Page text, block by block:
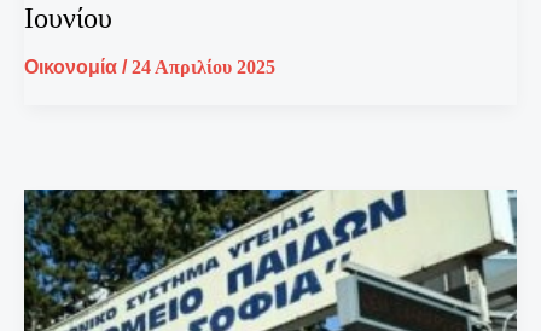
Ιουνίου
Οικονομία /24 Απριλίου 2025